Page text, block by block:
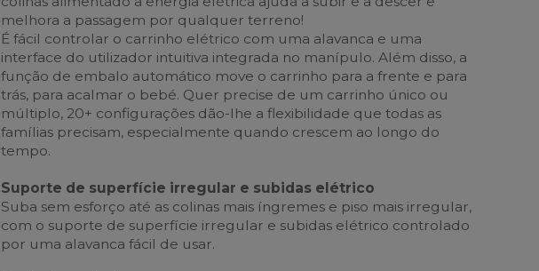
melhora a passagem por qualquer terreno!
É fácil controlar o carrinho elétrico com uma alavanca e uma
interface do utilizador intuitiva integrada no manípulo. Além disso, a
função de embalo automático move o carrinho para a frente e para
trás, para acalmar o bebé. Quer precise de um carrinho único ou
múltiplo, 20+ configurações dão-lhe a flexibilidade que todas as
famílias precisam, especialmente quando crescem ao longo do
tempo.
Suporte de superfície irregular e subidas elétrico
Suba sem esforço até as colinas mais íngremes e piso mais irregular,
com o suporte de superfície irregular e subidas elétrico controlado
por uma alavanca fácil de usar.